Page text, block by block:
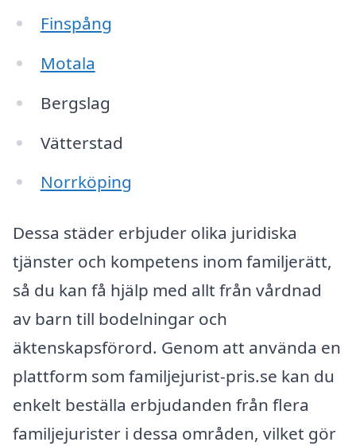
Finspång
Motala
Bergslag
Vätterstad
Norrköping
Dessa städer erbjuder olika juridiska
tjänster och kompetens inom familjerätt,
så du kan få hjälp med allt från vårdnad
av barn till bodelningar och
äktenskapsförord. Genom att använda en
plattform som familjejurist-pris.se kan du
enkelt beställa erbjudanden från flera
familjejurister i dessa områden, vilket gör